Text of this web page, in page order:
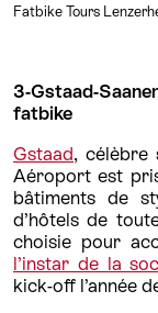
Fatbike Tours
3-Gstaad-
fatbike
Gstaad, célèbre
Aéroport est
bâtiments de
d’hôtels de
choisie pour
l’instar de la
kick-off l’année